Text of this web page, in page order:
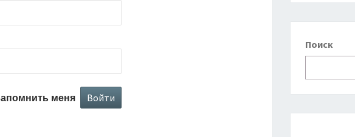
меня
Поиск